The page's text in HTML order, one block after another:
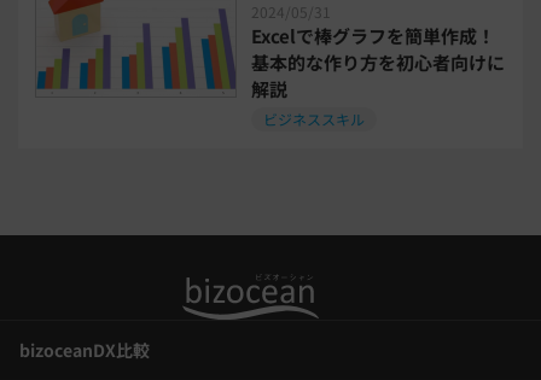
インボイス制度解説 税制改正
喪中はがき 働き方改革
2024/05/31
Excelで棒グラフを簡単作成！
基本的な作り方を初心者向けに
解説
ビジネススキル
bizoceanDX比較